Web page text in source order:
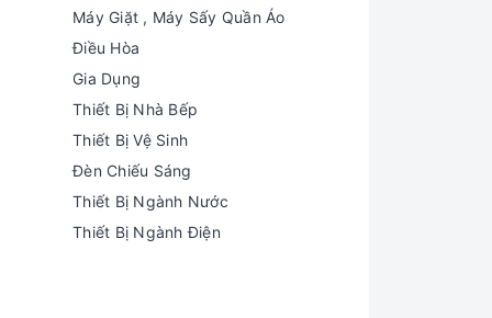
Máy Giặt , Máy Sấy Quần Áo
Điều Hòa
Gia Dụng
Thiết Bị Nhà Bếp
Thiết Bị Vệ Sinh
Đèn Chiếu Sáng
Thiết Bị Ngành Nước
Thiết Bị Ngành Điện